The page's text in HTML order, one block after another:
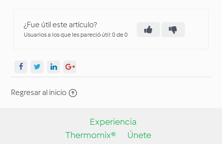
¿Fue útil este artículo?
Usuarios a los que les pareció útil: 0 de 0
Regresar al inicio
Experiencia
Thermomix®
Únete